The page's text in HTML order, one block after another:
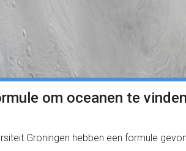
om oceanen te
Groningen hebben een formule